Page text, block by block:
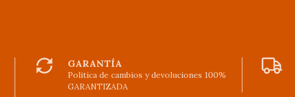
GARANTÍA
Politica de cambios y devoluciones 100%
GARANTIZADA